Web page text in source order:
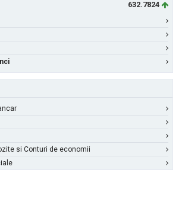
632.7824
si Conturi de economii